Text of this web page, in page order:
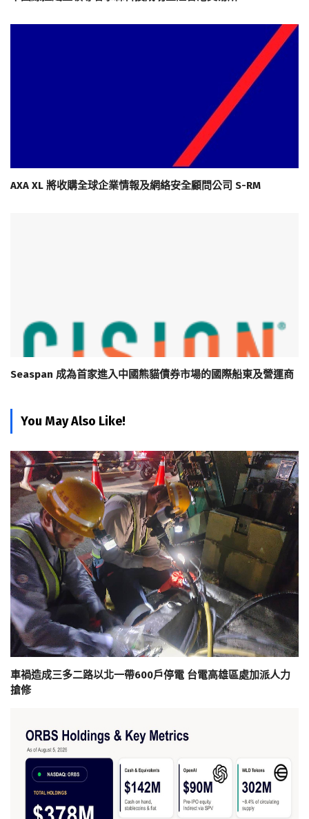
AXA XL 將收購全球企業情報及網絡安全顧問公司 S-RM
Seaspan 成為首家進入中國熊貓債券市場的國際船東及營運商
You May Also Like!
車禍造成三多二路以北一帶600戶停電 台電高雄區處加派人力
搶修